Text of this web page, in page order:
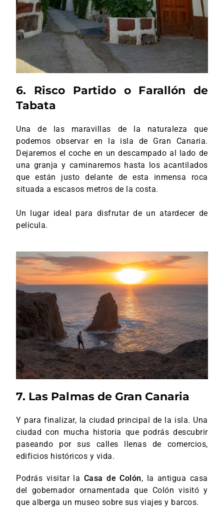
6. Risco Partido o Farallón de
Tabata
Una de las maravillas de la naturaleza que
podemos observar en la isla de Gran Canaria.
Dejaremos el coche en un descampado al lado de
una granja y caminaremos hasta los acantilados
que están justo delante de esta inmensa roca
situada a escasos metros de la costa.
Un lugar ideal para disfrutar de un atardecer de
película.
7. Las Palmas de Gran Canaria
Y para finalizar, la ciudad principal de la isla. Una
ciudad con mucha historia que podrás descubrir
paseando por sus calles llenas de comercios,
edificios históricos y vida.
Podrás visitar la Casa de Colón, la antigua casa
del gobernador ornamentada que Colón visitó y
que alberga un museo sobre sus viajes y barcos.